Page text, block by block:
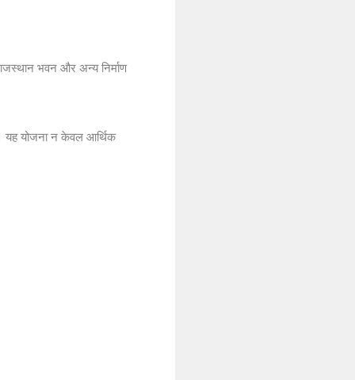
भवन और अन्य निर्माण
योजना न केवल आर्थिक